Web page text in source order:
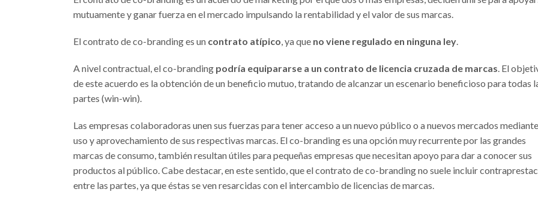
mutuamente y ganar fuerza en el mercado impulsando la rentabilidad y el valor de sus marcas.
El contrato de co-branding es un contrato atípico, ya que no viene regulado en ninguna ley.
A nivel contractual, el co-branding podría equipararse a un contrato de licencia cruzada de marcas. El
de este acuerdo es la obtención de un beneficio mutuo, tratando de alcanzar un escenario beneficioso para todas
partes (win-win).
Las empresas colaboradoras unen sus fuerzas para tener acceso a un nuevo público o a nuevos mercados
uso y aprovechamiento de sus respectivas marcas. El co-branding es una opción muy recurrente por las grandes
marcas de consumo, también resultan útiles para pequeñas empresas que necesitan apoyo para dar a conocer sus
productos al público. Cabe destacar, en este sentido, que el contrato de co-branding no suele incluir
entre las partes, ya que éstas se ven resarcidas con el intercambio de licencias de marcas.